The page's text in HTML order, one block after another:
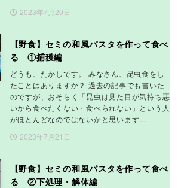
2023年7月20日
【野食】セミの和風パスタを作って食べ
る ①捕獲編
どうも、たかしです。 みなさん、昆虫食をし
たことはありますか？ 過去の記事でも書いた
のですが、おそらく「昆虫は見た目が気持ち悪
いから食べたくない・食べられない」という人
がほとんどなのではないかと思います…
2023年7月21日
【野食】セミの和風パスタを作って食べ
る ②下処理・解体編